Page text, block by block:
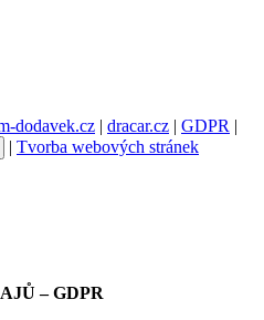
dodavek.cz | dracar.cz | GDPR |
| Tvorba webových stránek
– GDPR